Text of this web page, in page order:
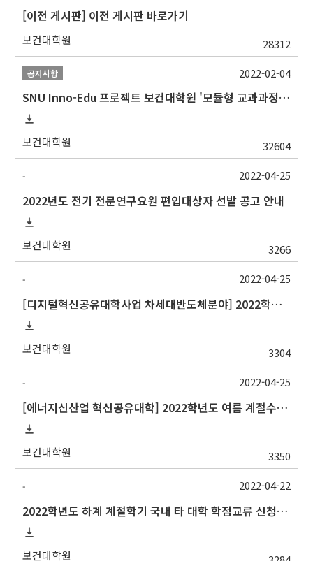
[이전 게시판] 이전 게시판 바로가기
보건대학원 28312
공지사항
SNU Inno-Edu 프로젝트 보건대학원 '모듈형 교과과정' 안내(revised 2022/2/28)
보건대학원 32604
2022-02-04
-
2022년도 전기 전문연구요원 편입대상자 선발 공고 안내
보건대학원 3266
2022-04-25
-
[디지털혁신공유대학사업 차세대반도체분야] 2022학년도 하계 계절수업 포항공과대학교 교류 수학 안내
보건대학원 3304
2022-04-25
-
[에너지신산업 혁신공유대학] 2022학년도 여름 계절수업 강원대학교 교류 수학 안내
보건대학원 3350
2022-04-25
-
2022학년도 하계 계절학기 국내 타 대학 학점교류 신청 안내
보건대학원
2022-04-22